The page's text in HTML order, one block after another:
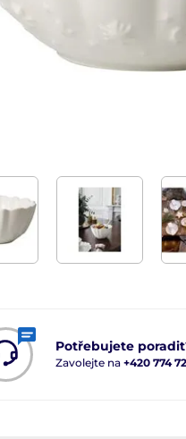
Potřebujete
Zavolejte na +420 774